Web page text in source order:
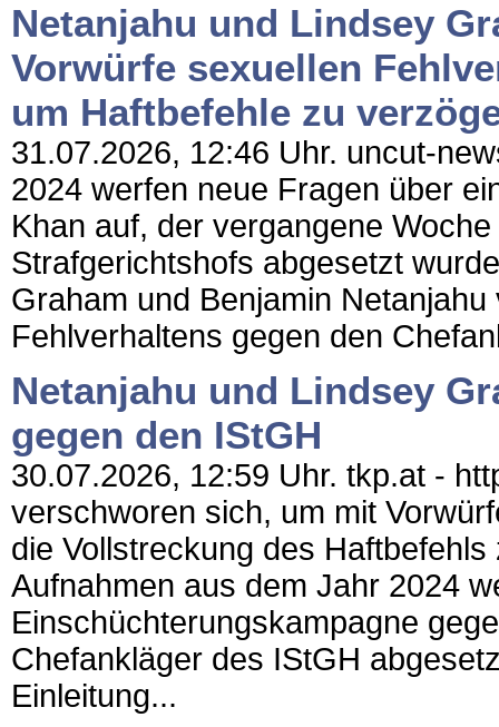
Netanjahu und Lindsey
Vorwürfe sexuellen
um Haftbefehle zu
31.07.2026, 12:46 Uhr. uncut-
2024 werfen neue Fragen über
Khan auf, der vergangene
Strafgerichtshofs abgesetzt
Graham und Benjamin
Fehlverhaltens gegen den
Netanjahu und Lindsey
gegen den IStGH
30.07.2026, 12:59 Uhr. tkp.at -
verschworen sich, um mit
die Vollstreckung des
Aufnahmen aus dem Jahr 2024
Einschüchterungskampagne
Chefankläger des IStGH
Einleitung...